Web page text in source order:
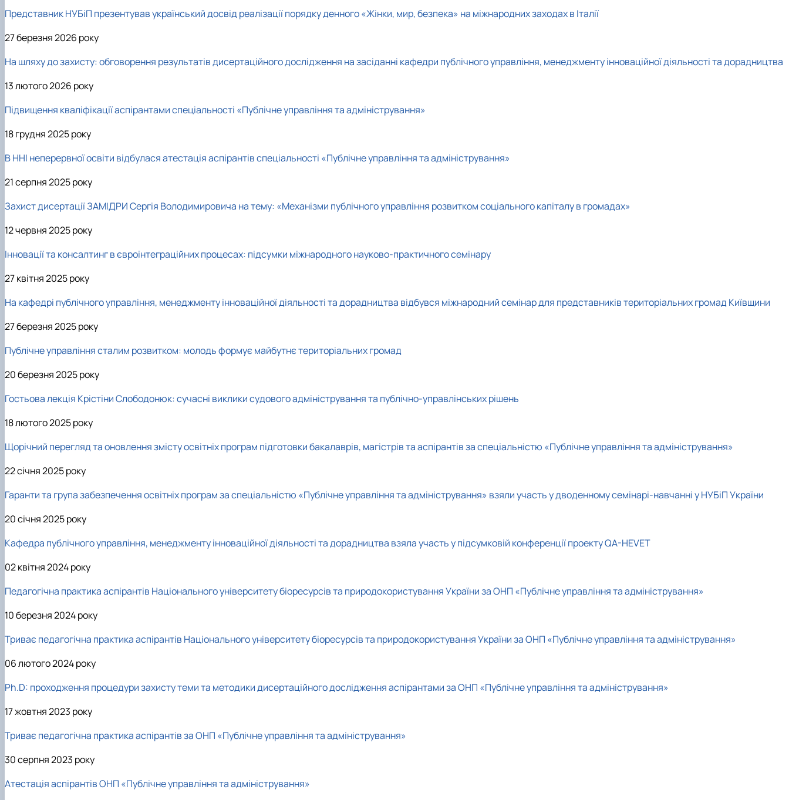
Представник НУБіП презентував український досвід реалізації порядку денного «Жінки, мир, безпека» на міжнародних заходах в Італії
27 березня 2026 року
На шляху до захисту: обговорення результатів дисертаційного дослідження на засіданні кафедри публічного управління, менеджменту інноваційної діяльності та дорадництва
13 лютого 2026 року
Підвищення кваліфікації аспірантами спеціальності «Публічне управління та адміністрування»
18 грудня 2025 року
В ННІ неперервної освіти відбулася атестація аспірантів спеціальності «Публічне управління та адміністрування»
21 серпня 2025 року
Захист дисертації ЗАМІДРИ Сергія Володимировича на тему: «Механізми публічного управління розвитком соціального капіталу в громадах»
12 червня 2025 року
Інновації та консалтинг в євроінтеграційних процесах: підсумки міжнародного науково-практичного семінару
27 квітня 2025 року
На кафедрі публічного управління, менеджменту інноваційної діяльності та дорадництва відбувся міжнародний семінар для представників територіальних громад Київщини
27 березня 2025 року
Публічне управління сталим розвитком: молодь формує майбутнє територіальних громад
20 березня 2025 року
Гостьова лекція Крістіни Слободонюк: сучасні виклики судового адміністрування та публічно-управлінських рішень
18 лютого 2025 року
Щорічний перегляд та оновлення змісту освітніх програм підготовки бакалаврів, магістрів та аспірантів за спеціальністю «Публічне управління та адміністрування»
22 січня 2025 року
Гаранти та група забезпечення освітніх програм за спеціальністю «Публічне управління та адміністрування» взяли участь у дводенному семінарі-навчанні у НУБіП України
20 січня 2025 року
Кафедра публічного управління, менеджменту інноваційної діяльності та дорадництва взяла участь у підсумковій конференції проекту QA-HEVET
02 квітня 2024 року
Педагогічна практика аспірантів Національного університету біоресурсів та природокористування України за ОНП «Публічне управління та адміністрування»
10 березня 2024 року
Триває педагогічна практика аспірантів Національного університету біоресурсів та природокористування України за ОНП «Публічне управління та адміністрування»
06 лютого 2024 року
Ph.D: проходження процедури захисту теми та методики дисертаційного дослідження аспірантами за ОНП «Публічне управління та адміністрування»
17 жовтня 2023 року
Триває педагогічна практика аспірантів за ОНП «Публічне управління та адміністрування»
30 серпня 2023 року
Атестація аспірантів ОНП «Публічне управління та адміністрування»